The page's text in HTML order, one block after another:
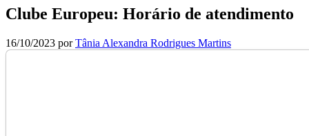
Clube Europeu: Horário de atendimento
16/10/2023 porTânia Alexandra Rodrigues Martins